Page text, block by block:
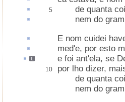
5 de quanta
nem do gram
E nom cuidei
med'e, por esto
e foi ant'ela, se
10
por lho dizer,
de quanta
nem do gram